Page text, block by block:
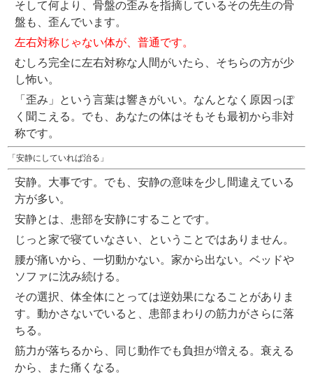
そして何より、骨盤の歪みを指摘しているその先生の骨
盤も、歪んでいます。
左右対称じゃない体が、普通です。
むしろ完全に左右対称な人間がいたら、そちらの方が少
し怖い。
「歪み」という言葉は響きがいい。なんとなく原因っぽ
く聞こえる。でも、あなたの体はそもそも最初から非対
称です。
「安静にしていれば治る」
安静。大事です。でも、安静の意味を少し間違えている
方が多い。
安静とは、患部を安静にすることです。
じっと家で寝ていなさい、ということではありません。
腰が痛いから、一切動かない。家から出ない。ベッドや
ソファに沈み続ける。
その選択、体全体にとっては逆効果になることがありま
す。動かさないでいると、患部まわりの筋力がさらに落
ちる。
筋力が落ちるから、同じ動作でも負担が増える。衰える
から、また痛くなる。